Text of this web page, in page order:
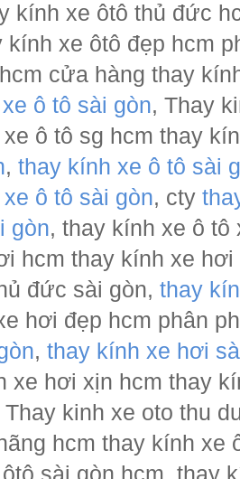
kính xe ôtô thủ đức
kính xe ôtô đẹp hcm
cửa hàng thay
ô tô sài gòn, Thay
xe ô tô sg hcm thay
, thay kính xe ô tô sài
xe ô tô sài gòn, cty
gòn, thay kính xe ô
hcm thay kính xe
đức sài gòn, thay
hơi đẹp hcm phân
, thay kính xe hơi
xe hơi xịn hcm thay
Thay kinh xe oto thu
hcm thay kính xe